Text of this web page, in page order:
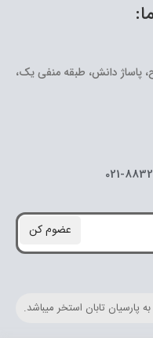
پاساژ دانش، طبقه منفی یک،
عضوم کن
پارسیان تابان استخر میباشد.